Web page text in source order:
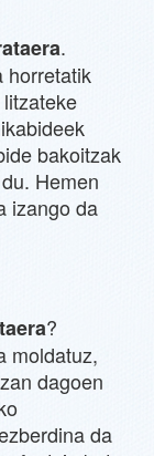
.
horretatik
bakoitzak
Hemen
izango da
?
moldatuz,
dagoen
da